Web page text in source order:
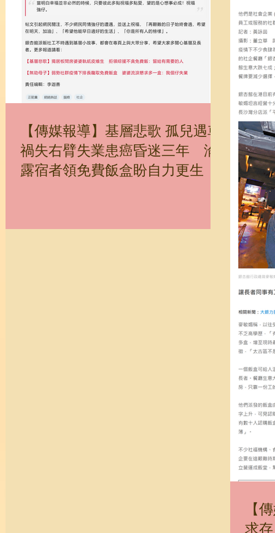
【
求
【傳媒報導】基層悲歌 孤兒遇車
禍失右臂失業患癌昏迷三年 淪
露宿者領免費飯盒盼自力更生